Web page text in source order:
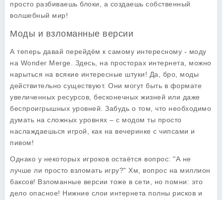
просто разбиваешь блоки, а создаешь собственный
волшебный мир!
Моды и взломанные версии
А теперь давай перейдём к самому интересному - моду
на Wonder Merge. Здесь, на просторах интернета, можно
нарыться на всякие интересные штуки! Да, бро, моды
действительно существуют. Они могут быть в формате
увеличенных ресурсов, бесконечных жизней или даже
беспроигрышных уровней. Забудь о том, что необходимо
думать на сложных уровнях – с модом ты просто
наслаждаешься игрой, как на вечеринке с чипсами и
пивом!
Однако у некоторых игроков остаётся вопрос: "А не
лучше ли просто взломать игру?" Хм, вопрос на миллион
баксов! Взломанные версии тоже в сети, но помни: это
дело опасное! Нижние слои интернета полны рисков и